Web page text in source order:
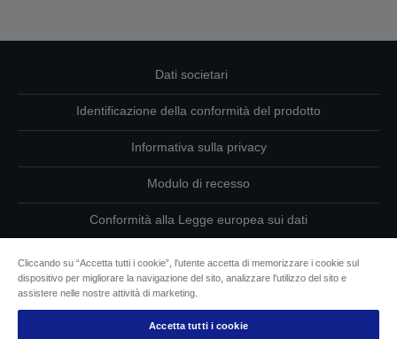
Dati societari
Identificazione della conformità del prodotto
Informativa sulla privacy
Modulo di recesso
Conformità alla Legge europea sui dati
Contattaci per informazioni sui tuoi dati
Informazioni sui cookie
L’impegno di Epson per l’accessibilità
Cliccando su “Accetta tutti i cookie”, l'utente accetta di memorizzare i cookie sul
dispositivo per migliorare la navigazione del sito, analizzare l'utilizzo del sito e
assistere nelle nostre attività di marketing.
Accetta tutti i cookie